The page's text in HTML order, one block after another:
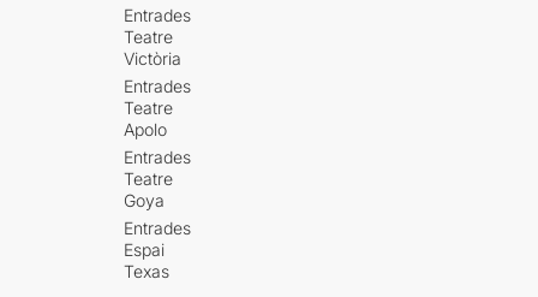
Entrades
Teatre
Victòria
Entrades
Teatre
Apolo
Entrades
Teatre
Goya
Entrades
Espai
Texas